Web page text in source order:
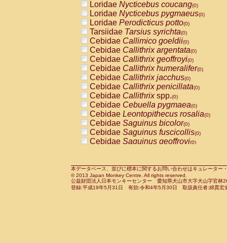
AtelidaeLagothrix lagothricha cana
PitheciidaeCacajao calvus
PitheciidaeCallicebus cupreus
PitheciidaeCallicebus donacophilus
PitheciidaeCallicebus moloch
PitheciidaeCallicebus torquatus
PitheciidaeCallicebusspp.(0)
PitheciidaeChiropotes satanas(0)
PitheciidaePithecia monachus
PitheciidaePithecia pithecia(0)
CercopithecidaeCercocebus agilis
CercopithecidaeCercocebus
CercopithecidaeCercocebus
CercopithecidaeCercocebus
CercopithecidaeCercocebus
CercopithecidaeCercocebushybrid
CercopithecidaePapio anubis(0)
CercopithecidaePapio cynocephalus
CercopithecidaePapio hamadryas(0)
Loridae Nycticebus coucang(0)
Loridae Nycticebus pygmaeus(0)
Loridae Perodicticus potto(0)
Tarsiidae Tarsius syrichta(0)
Cebidae Callimico goeldii(0)
Cebidae Callithrix argentata(0)
Cebidae Callithrix geoffroyi(0)
Cebidae Callithrix humeralifer(0)
Cebidae Callithrix jacchus(0)
Cebidae Callithrix penicillata(0)
Cebidae Callithrixspp.(0)
Cebidae Cebuella pygmaea(0)
Cebidae Leontopithecus rosalia(0)
Cebidae Saguinus bicolor(0)
Cebidae Saguinus fuscicollis(0)
Cebidae Saguinus geoffroyi(0)
CebidaeSaguinus leucopus(0)
CebidaeSaguinus midas(0)
Cebidae Saguinus mystax(0)
本データベース、並びに標本に関するお問い合わせはキュレータ
© 2013 Japan Monkey Centre. All rights reserved.
公益財団法人日本モンキーセンター 愛知県犬山市大字犬山字官
登録:平成19年5月31日 有効:令和4年5月30日 取扱責任者:綿貫宏